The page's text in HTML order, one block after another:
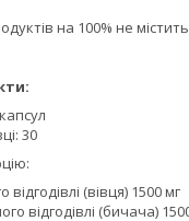
на 100% не
30
(вівця) 1500 мг
відгодівлі (бичача)